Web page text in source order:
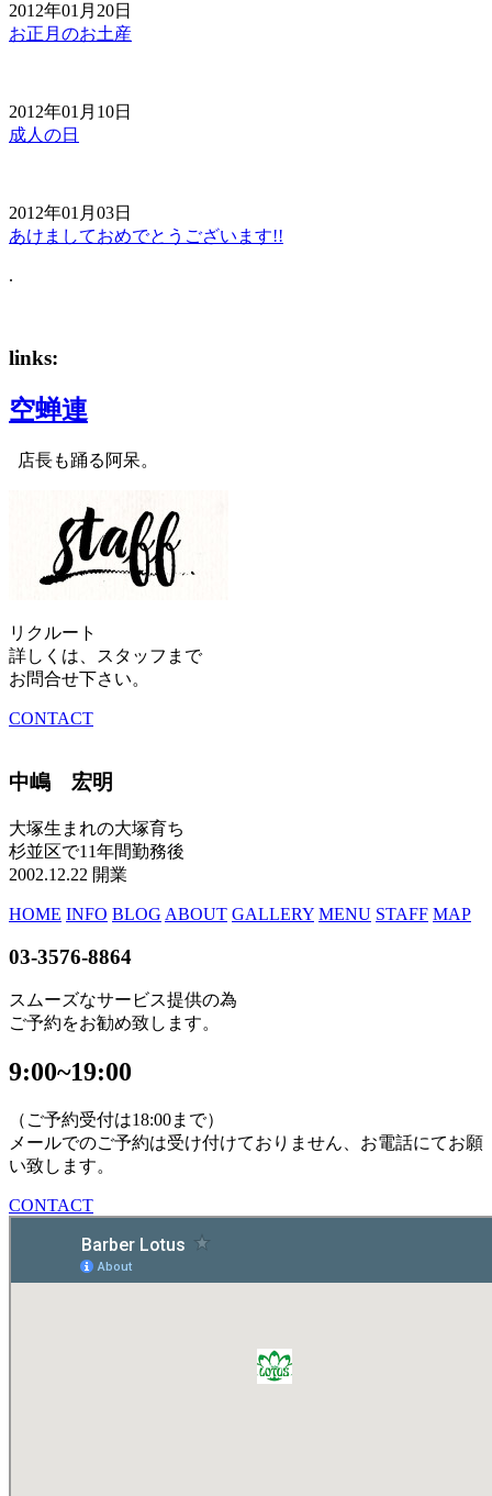
2012年01月20日
お正月のお土産
2012年01月10日
成人の日
2012年01月03日
あけましておめでとうございます!!
.
links:
空蝉連
店長も踊る阿呆。
リクルート
詳しくは、スタッフまで
お問合せ下さい。
CONTACT
中嶋 宏明
大塚生まれの大塚育ち
杉並区で11年間勤務後
2002.12.22 開業
HOME INFO BLOG ABOUT GALLERY MENU STAFF MAP
03-3576-8864
スムーズなサービス提供の為
ご予約をお勧め致します。
9:00~19:00
（ご予約受付は18:00まで）
メールでのご予約は受け付けておりません、お電話にてお願
い致します。
CONTACT